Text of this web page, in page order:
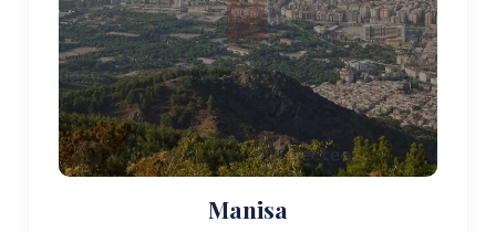
travertino formate da acque termali, Pamukkale è
una meraviglia naturale che attira migliaia di
visitatori ogni anno . Vale la pena esplorare anche
l'adiacente antica città di Hierapolis.
- Bodrum: una famosa località turistica nella
provincia di Muğla, Bodrum offre un'atmosfera
vivace, bellissime spiagge, un castello medievale e
un vivace porto turistico. È una destinazione
Manisa